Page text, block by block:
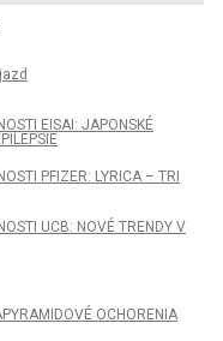
EISAI: JAPONSKÉ
PFIZER: LYRICA – TRI
UCB: NOVÉ TRENDY V
OCHORENIA